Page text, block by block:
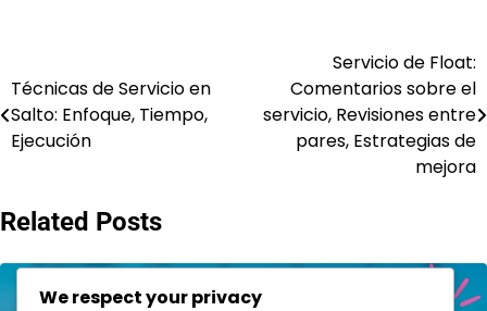
navigation
Técnicas de Servicio en
Salto: Enfoque, Tiempo,
Ejecución
Servicio de Float:
Comentarios sobre el
servicio, Revisiones entre
pares, Estrategias de
mejora
Related Posts
We respect your privacy